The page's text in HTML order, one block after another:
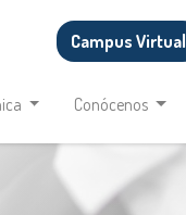
Campus Virtual
Conócenos